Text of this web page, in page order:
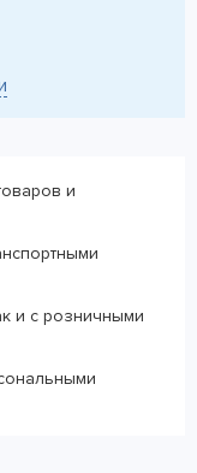
и
и с розничными